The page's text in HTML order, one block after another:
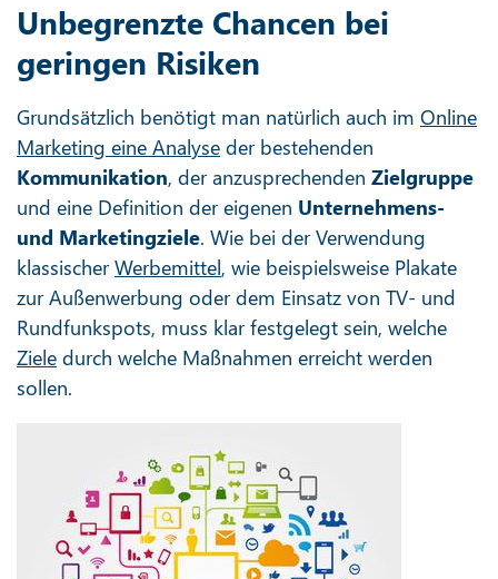
Unbegrenzte Chancen bei
geringen Risiken
Grundsätzlich benötigt man natürlich auch im Online
Marketing eine Analyse der bestehenden
Kommunikation, der anzusprechenden Zielgruppe
und eine Definition der eigenen Unternehmens-
und Marketingziele. Wie bei der Verwendung
klassischerWerbemittel, wie beispielsweise Plakate
zur Außenwerbung oder dem Einsatz von TV- und
Rundfunkspots, muss klar festgelegt sein, welche
Ziele durch welche Maßnahmen erreicht werden
sollen.